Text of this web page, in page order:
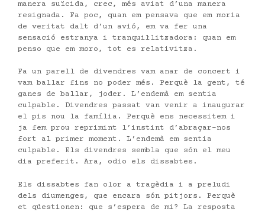
manera suïcida, crec, més aviat d’una manera
resignada. Fa poc, quan em pensava que em moria
de veritat dalt d’un avió, em va fer una
sensació estranya i tranquil·litzadora: quan em
penso que em moro, tot es relativitza.
Fa un parell de divendres vam anar de concert i
vam ballar fins no poder més. Perquè la gent, té
ganes de ballar, joder. L’endemà em sentia
culpable. Divendres passat van venir a inaugurar
el pis nou la família. Perquè ens necessitem i
ja fem prou reprimint l’instint d’abraçar-nos
fort al primer moment. L’endemà em sentia
culpable. Els divendres sembla que són el meu
dia preferit. Ara, odio els dissabtes.
Els dissabtes fan olor a tragèdia i a preludi
dels diumenges, que encara són pitjors. Perquè
et qüestionen: que s’espera de mi? La resposta